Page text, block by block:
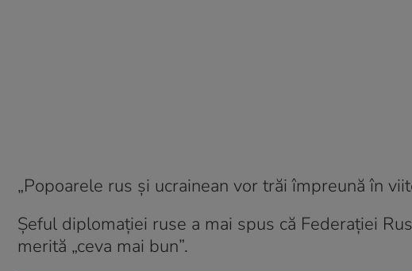
„Popoarele rus şi ucrainean vor trăi împreună în
Șeful diplomației ruse a mai spus că Federaţiei
merită „ceva mai bun”.